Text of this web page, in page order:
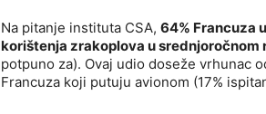
Na pitanje instituta CSA, 64% Francuza
korištenja zrakoplova u
potpuno za). Ovaj udio doseže vrhunac
Francuza koji putuju avionom (17%